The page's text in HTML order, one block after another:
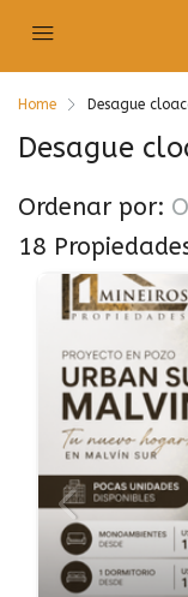
Home Desague
Desague
18
Ordenar por: